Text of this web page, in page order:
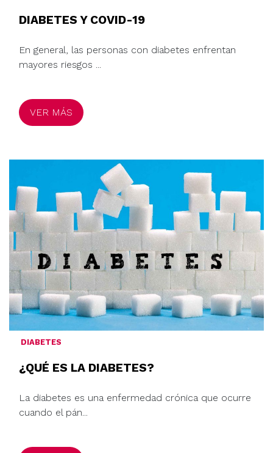
DIABETES Y COVID-19
En general, las personas con diabetes enfrentan
mayores riesgos ...
VER MÁS
DIABETES
¿QUÉ ES LA DIABETES?
La diabetes es una enfermedad crónica que ocurre
cuando el pán...